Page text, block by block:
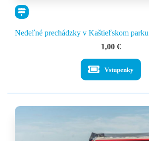
Nedeľné prechádzky v Kaštieľskom parku
1,00 €
Vstupenky